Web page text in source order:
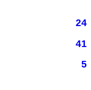
24
41
5